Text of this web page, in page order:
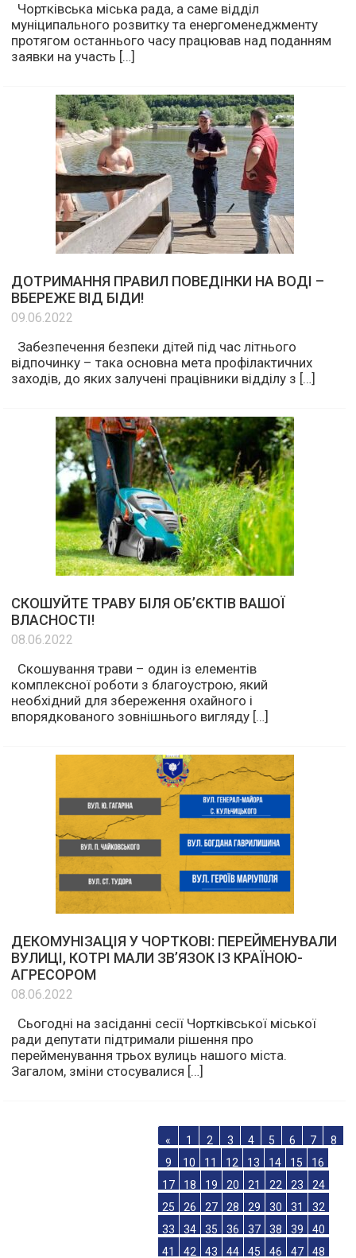
Чортківська міська рада, а саме відділ
муніципального розвитку та енергоменеджменту
протягом останнього часу працював над поданням
заявки на участь […]
ДОТРИМАННЯ ПРАВИЛ ПОВЕДІНКИ НА ВОДІ –
ВБЕРЕЖЕ ВІД БІДИ!
09.06.2022
Забезпечення безпеки дітей під час літнього
відпочинку – така основна мета профілактичних
заходів, до яких залучені працівники відділу з […]
СКОШУЙТЕ ТРАВУ БІЛЯ ОБ’ЄКТІВ ВАШОЇ
ВЛАСНОСТІ!
08.06.2022
Скошування трави – один із елементів
комплексної роботи з благоустрою, який
необхідний для збереження охайного і
впорядкованого зовнішнього вигляду […]
ДЕКОМУНІЗАЦІЯ У ЧОРТКОВІ: ПЕРЕЙМЕНУВАЛИ
ВУЛИЦІ, КОТРІ МАЛИ ЗВ’ЯЗОК ІЗ КРАЇНОЮ-
АГРЕСОРОМ
08.06.2022
Сьогодні на засіданні сесії Чортківської міської
ради депутати підтримали рішення про
перейменування трьох вулиць нашого міста.
Загалом, зміни стосувалися […]
« 1 2 3 4 5 6 7
8
9
10 11 12 13 14 15
16
17
18 19 20 21 22 23
24
25
26 27 28 29 30 31
32
33
34 35 36 37 38 39
40
41
42 43 44 45 46 47
48